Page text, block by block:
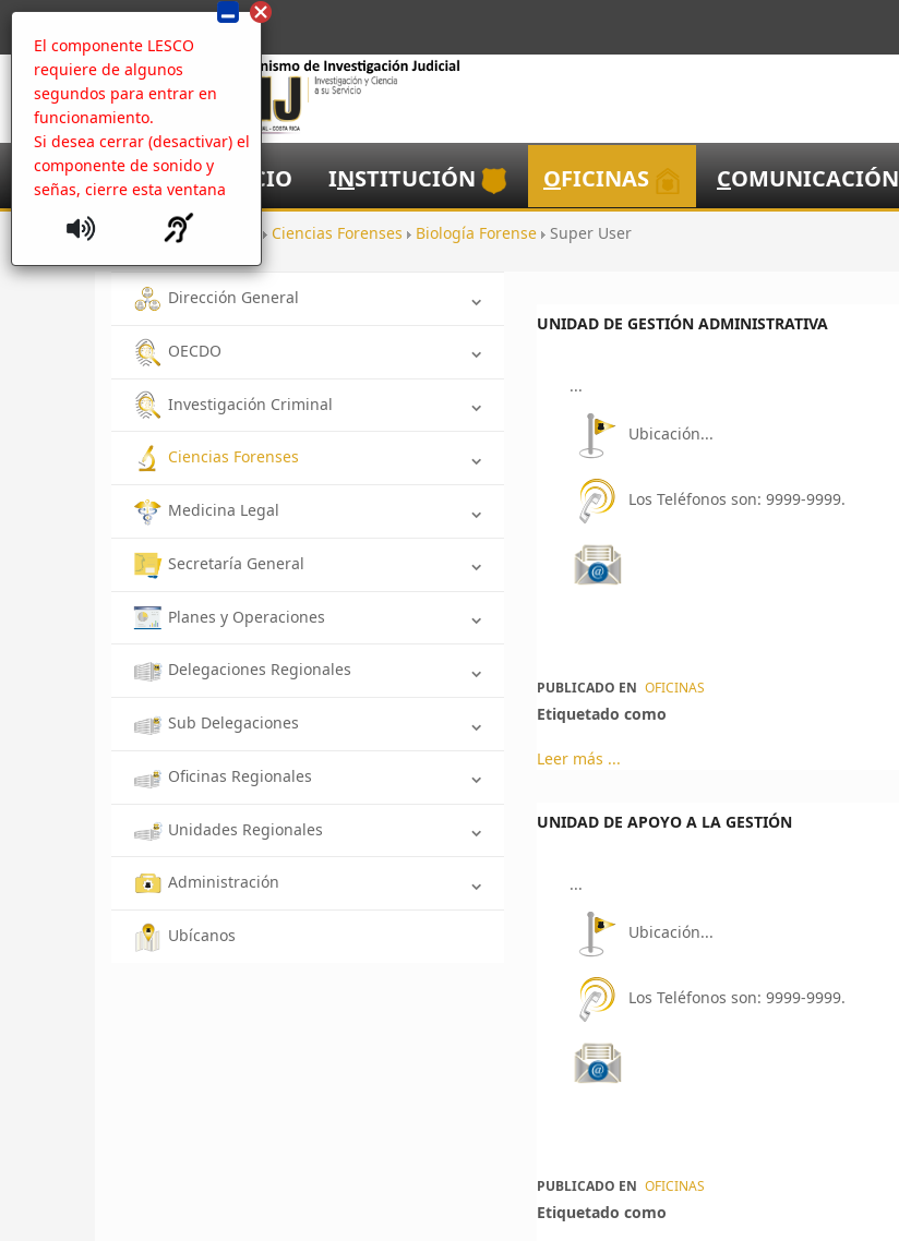
El componente LESCO
requiere de algunos
segundos para entrar en
funcionamiento.
Si desea cerrar (desactivar) el
componente de sonido y
señas, cierre esta ventana
NICIO INSTITUCIÓN OFICINAS COMUNICACIÓN
Inicio Ciencias Forenses Biología Forense Super User
Dirección General
OECDO
Investigación Criminal
Ciencias Forenses
Medicina Legal
Secretaría General
Planes y Operaciones
Delegaciones Regionales
Sub Delegaciones
Oficinas Regionales
Unidades Regionales
Administración
Ubícanos
UNIDAD DE GESTIÓN ADMINISTRATIVA
...
Ubicación...
Los Teléfonos son: 9999-9999.
PUBLICADO EN OFICINAS
Etiquetado como
Leer más ...
UNIDAD DE APOYO A LA GESTIÓN
...
Ubicación...
Los Teléfonos son: 9999-9999.
PUBLICADO EN OFICINAS
Etiquetado como